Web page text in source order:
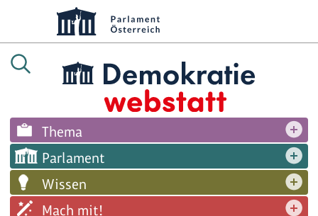
Thema
Parlament
Wissen
Mach mit!